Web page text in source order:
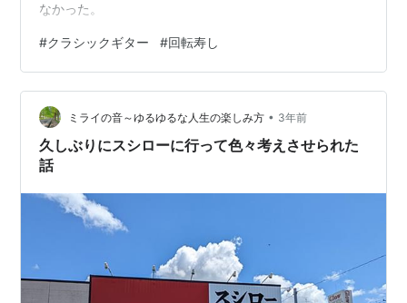
なかった。
#クラシックギター #回転寿し
ミライの音～ゆるゆるな人生の楽しみ方 • 3年前
久しぶりにスシローに行って色々考えさせられた
話